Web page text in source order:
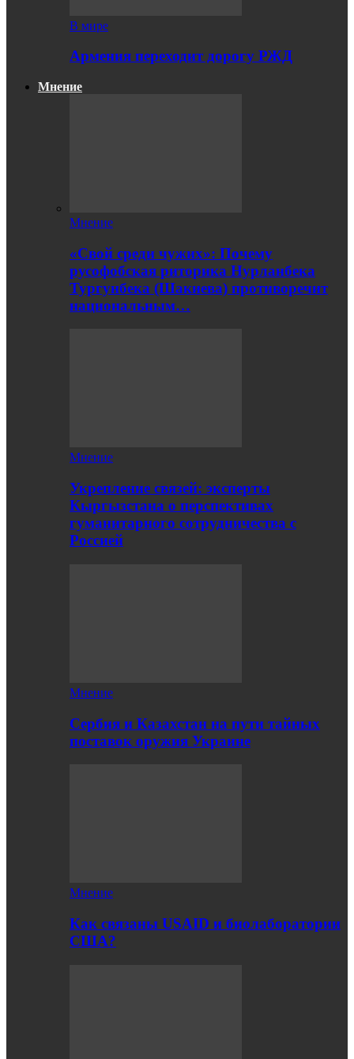
В мире
Армения переходит дорогу РЖД
Мнение
Мнение
«Свой среди чужих»: Почему
русофобская риторика Нурланбека
Тургунбека (Шакиева) противоречит
национальным…
Мнение
Укрепление связей: эксперты
Кыргызстана о перспективах
гуманитарного сотрудничества с
Россией
Мнение
Сербия и Казахстан на пути тайных
поставок оружия Украине
Мнение
Как связаны USAID и биолаборатории
США?